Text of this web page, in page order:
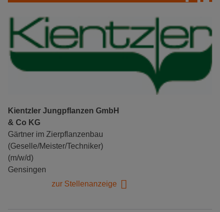
Kientzler Jungpflanzen GmbH
& Co KG
Gärtner im Zierpflanzenbau
(Geselle/Meister/Techniker)
(m/w/d)
Gensingen
zur Stellenanzeige